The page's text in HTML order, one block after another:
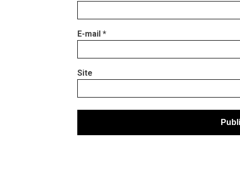
E-mail *
Site